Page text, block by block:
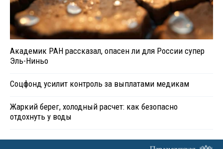
Академик РАН рассказал, опасен ли для России супер
Эль-Ниньо
Соцфонд усилит контроль за выплатами медикам
Жаркий берег, холодный расчет: как безопасно
отдохнуть у воды